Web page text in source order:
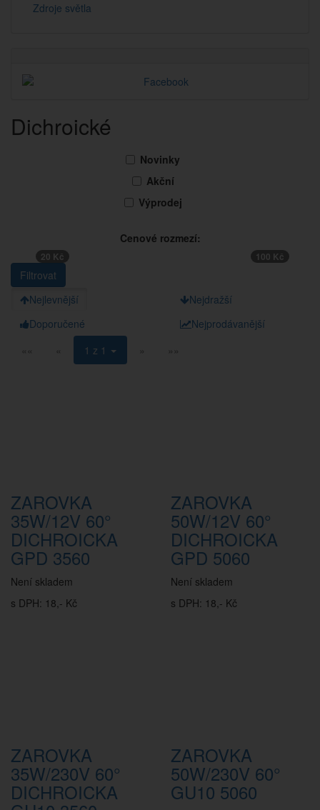
Zdroje světla
Dichroické
Novinky
Akční
Výprodej
Cenové rozmezí:
20 Kč 100 Kč
Nejlevnější
Nejdražší
Doporučené
Nejprodávanější
««
« 1 z 1 » »»
ZAROVKA
35W/12V 60°
DICHROICKA
GPD 3560
Není skladem
s DPH: 18,- Kč
ZAROVKA
50W/12V 60°
DICHROICKA
GPD 5060
Není skladem
s DPH: 18,- Kč
ZAROVKA
35W/230V 60°
DICHROICKA
ZAROVKA
50W/230V 60°
GU10 5060